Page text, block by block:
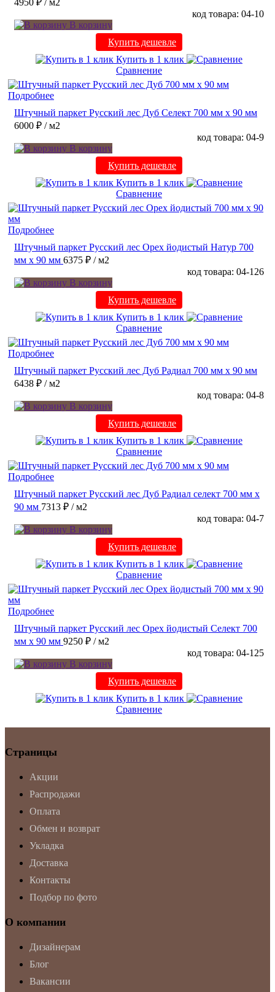
4950 ₽ / м2
код товара: 04-10
В корзину
Купить дешевле
Купить в 1 клик
Сравнение
Подробнее
Штучный паркет Русский лес Дуб Селект 700 мм х 90 мм
6000 ₽ / м2
код товара: 04-9
В корзину
Купить дешевле
Купить в 1 клик
Сравнение
Подробнее
Штучный паркет Русский лес Орех йодистый Натур 700
мм х 90 мм 6375 ₽ / м2
код товара: 04-126
В корзину
Купить дешевле
Купить в 1 клик
Сравнение
Подробнее
Штучный паркет Русский лес Дуб Радиал 700 мм х 90 мм
6438 ₽ / м2
код товара: 04-8
В корзину
Купить дешевле
Купить в 1 клик
Сравнение
Подробнее
Штучный паркет Русский лес Дуб Радиал cелект 700 мм х
90 мм 7313 ₽ / м2
код товара: 04-7
В корзину
Купить дешевле
Купить в 1 клик
Сравнение
Подробнее
Штучный паркет Русский лес Орех йодистый Селект 700
мм х 90 мм 9250 ₽ / м2
код товара: 04-125
В корзину
Купить дешевле
Купить в 1 клик
Сравнение
Страницы
Акции
Распродажи
Оплата
Обмен и возврат
Укладка
Доставка
Контакты
Подбор по фото
О компании
Дизайнерам
Блог
Вакансии